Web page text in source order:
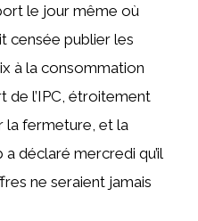
le jour même où
censée publier les
à la consommation
de l’IPC, étroitement
la fermeture, et la
déclaré mercredi qu’il
ne seraient jamais